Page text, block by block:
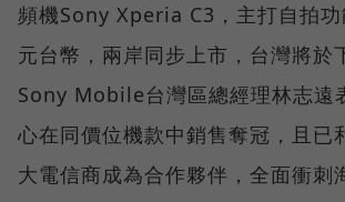
頻機Sony Xperia C3，主打自拍
元台幣，兩岸同步上市，台灣將於
Sony Mobile台灣區總經理林志遠
心在同價位機款中銷售奪冠，且已
大電信商成為合作夥伴，全面衝刺